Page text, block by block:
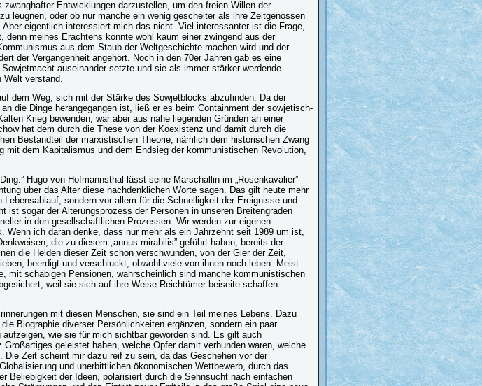
Entwicklungen darzustellen, um den freien Willen der
leugnen, oder ob nur manche ein wenig gescheiter als ihre Zeitgenossen
eigentlich interessiert mich das nicht. Viel interessanter ist die Frage,
denn meines Erachtens konnte wohl kaum einer zwingend aus der
aus dem Staub der Weltgeschichte machen wird und der
der Vergangenheit angehört. Noch in den 70er Jahren gab es eine
auseinander setzte und sie als immer stärker werdende
Welt verstand.
dem Weg, sich mit der Stärke des Sowjetblocks abzufinden. Da der
die Dinge herangegangen ist, ließ er es beim Containment der sowjetisch-
Krieg bewenden, war aber aus nahe liegenden Gründen an einer
hat dem durch die These von der Koexistenz und damit durch die
Bestandteil der marxistischen Theorie, nämlich dem historischen Zwang
mit dem Kapitalismus und dem Endsieg der kommunistischen Revolution,
Hugo von Hofmannsthal lässt seine Marschallin im „Rosenkavalier”
über das Alter diese nachdenklichen Worte sagen. Das gilt heute mehr
sondern vor allem für die Schnelligkeit der Ereignisse und
ist sogar der Alterungsprozess der Personen in unseren Breitengraden
in den gesellschaftlichen Prozessen. Wir werden zur eigenen
Wenn ich daran denke, dass nur mehr als ein Jahrzehnt seit 1989 um ist,
die zu diesem „annus mirabilis” geführt haben, bereits der
die Helden dieser Zeit schon verschwunden, von der Gier der Zeit,
beerdigt und verschluckt, obwohl viele von ihnen noch leben. Meist
mit schäbigen Pensionen, wahrscheinlich sind manche kommunistischen
weil sie sich auf ihre Weise Reichtümer beiseite schaffen
mit diesen Menschen, sie sind ein Teil meines Lebens. Dazu
Biographie diverser Persönlichkeiten ergänzen, sondern ein paar
wie sie für mich sichtbar geworden sind. Es gilt auch
geleistet haben, welche Opfer damit verbunden waren, welche
Die Zeit scheint mir dazu reif zu sein, da das Geschehen vor der
und unerbittlichen ökonomischen Wettbewerb, durch das
Beliebigkeit der Ideen, polarisiert durch die Sehnsucht nach einfachen